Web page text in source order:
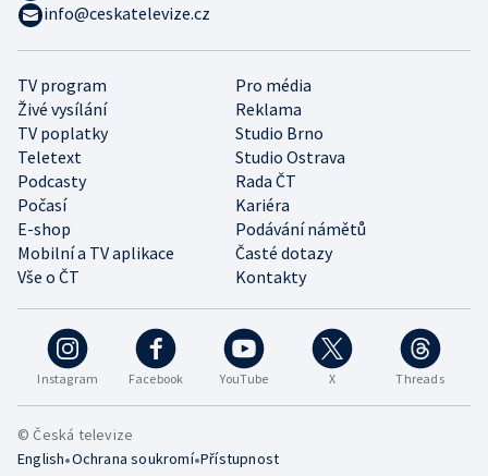
Instagram Facebook YouTube X Threads
TV program
Pro média
Živé vysílání
Reklama
TV poplatky
Studio Brno
Teletext
Studio Ostrava
Podcasty
Rada ČT
Počasí
Kariéra
E-shop
Podávání námětů
Mobilní a TV aplikace
Časté dotazy
Vše o ČT
Kontakty
info@ceskatelevize.cz
© Česká televize
English•Ochrana soukromí•Přístupnost